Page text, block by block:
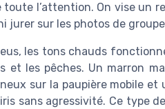
l’attention. On vise un
jurer sur les photos de
les tons chauds
et les pêches. Un marron
sur la paupière mobile
sans agressivité. Ce type